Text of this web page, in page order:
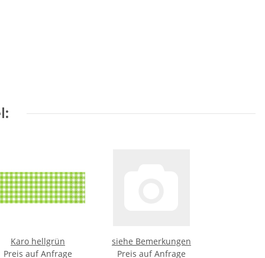
Karo hellgrün
Preis auf Anfrage
siehe Bemerkungen
Preis auf Anfrage